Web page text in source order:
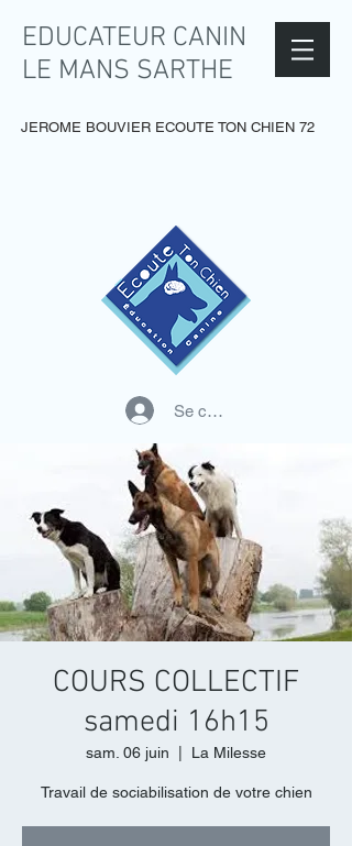
EDUCATEUR CANIN
LE MANS SARTHE
JEROME BOUVIER ECOUTE TON CHIEN 72
Se connecter
COURS COLLECTIF
samedi 16h15
sam. 06 juin La Milesse
Travail de sociabilisation de votre chien